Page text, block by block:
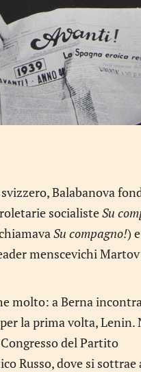
Balabanova
socialisteSu
Su compagno!)
menscevichi
molto: a Berna
la prima volta, Lenin.
del Partito
Russo, dove si sottrae